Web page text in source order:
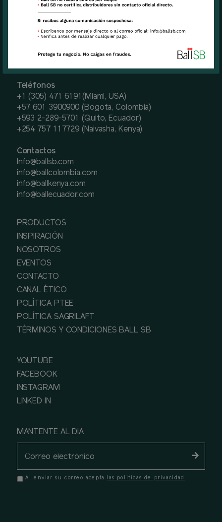
OFICINAS CENTRALES BALL SB
7270 N.W. 12th Street, suite 580.
Teléfonos
+1 (305) 471 6191(Miami, USA)
+57 601 3900900 (Bogota, Colombia)
+593 2-289-5701 (Quito, Ecuador)
+254 757 117729 (Naivasha, Kenya)
Contactos
Info@ballsb.com
info@ballcolombia.com
info@ballkenya.com
info@ballecuador.com
PRODUCTOS
INSPIRACIÓN
NOSOTROS
EVENTOS
CONTACTO
CANAL ÉTICO
POLÍTICA PTEE
POLÍTICA SAGRILAFT
TÉRMINOS Y CONDICIONES BALL SB
YOUTUBE
FACEBOOK
INSTAGRAM
LINKED IN
MANTENTE AL DIA
Al enviar su correo acepta las políticas de privacidad